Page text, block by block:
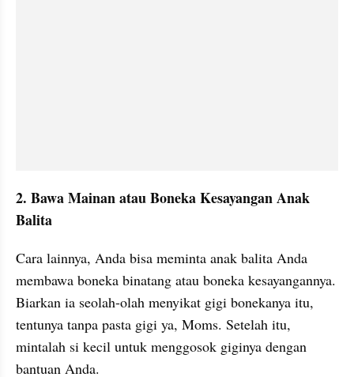
2. Bawa Mainan atau Boneka Kesayangan Anak
Balita
Cara lainnya, Anda bisa meminta anak balita Anda
membawa boneka binatang atau boneka kesayangannya.
Biarkan ia seolah-olah menyikat gigi bonekanya itu,
tentunya tanpa pasta gigi ya, Moms. Setelah itu,
mintalah si kecil untuk menggosok giginya dengan
bantuan Anda.